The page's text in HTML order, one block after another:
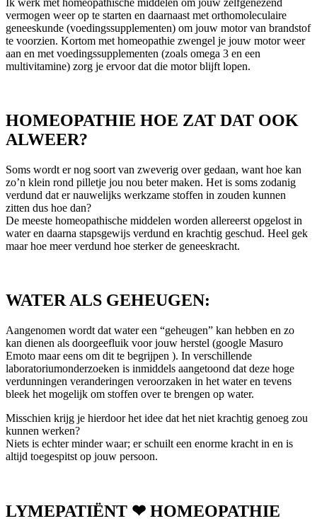
Ik werk met homeopathische middelen om jouw zelfgenezend
vermogen weer op te starten en daarnaast met orthomoleculaire
geneeskunde (voedingssupplementen) om jouw motor van brandstof
te voorzien. Kortom met homeopathie zwengel je jouw motor weer
aan en met voedingssupplementen (zoals omega 3 en een
multivitamine) zorg je ervoor dat die motor blijft lopen.
HOMEOPATHIE HOE ZAT DAT OOK
ALWEER?
Soms wordt er nog soort van zweverig over gedaan, want hoe kan
zo’n klein rond pilletje jou nou beter maken. Het is soms zodanig
verdund dat er nauwelijks werkzame stoffen in zouden kunnen
zitten dus hoe dan?
De meeste homeopathische middelen worden allereerst opgelost in
water en daarna stapsgewijs verdund en krachtig geschud. Heel gek
maar hoe meer verdund hoe sterker de geneeskracht.
WATER ALS GEHEUGEN:
Aangenomen wordt dat water een “geheugen” kan hebben en zo
kan dienen als doorgeefluik voor jouw herstel (google Masuro
Emoto maar eens om dit te begrijpen ). In verschillende
laboratoriumonderzoeken is inmiddels aangetoond dat deze hoge
verdunningen veranderingen veroorzaken in het water en tevens
bleek het mogelijk om stoffen over te brengen op water.
Misschien krijg je hierdoor het idee dat het niet krachtig genoeg zou
kunnen werken?
Niets is echter minder waar; er schuilt een enorme kracht in en is
altijd toegespitst op jouw persoon.
LYMEPATIËNT ❤ HOMEOPATHIE